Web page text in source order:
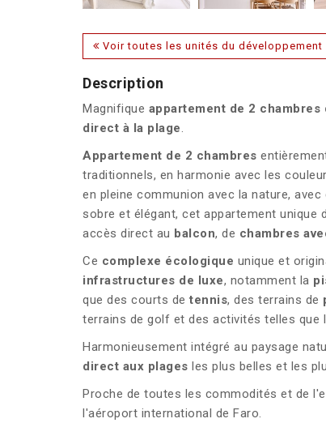
Voir toutes les unités du développement
Description
Magnifique appartement de 2
direct à la plage.
Appartement de 2 chambres
traditionnels, en harmonie avec les
en pleine communion avec la nature, avec
sobre et élégant, cet appartement unique
accès direct au balcon, de chambres
Ce complexe écologique unique et
infrastructures de luxe, notamment la
que des courts de tennis, des terrains de
terrains de golf et des activités telles que
Harmonieusement intégré au paysage
direct aux plages les plus belles et les
Proche de toutes les commodités et de
l'aéroport international de Faro.